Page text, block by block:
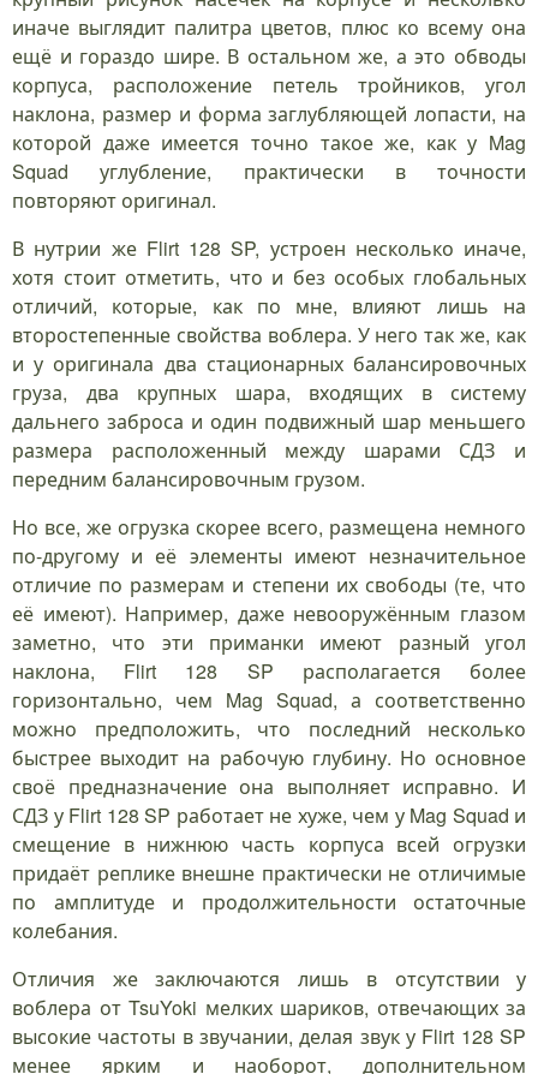
иначе выглядит палитра цветов, плюс ко всему она
ещё и гораздо шире. В остальном же, а это обводы
корпуса, расположение петель тройников, угол
наклона, размер и форма заглубляющей лопасти, на
которой даже имеется точно такое же, как у Mag
Squad углубление, практически в точности
повторяют оригинал.
В нутрии же Flirt 128 SP, устроен несколько иначе,
хотя стоит отметить, что и без особых глобальных
отличий, которые, как по мне, влияют лишь на
второстепенные свойства воблера. У него так же, как
и у оригинала два стационарных балансировочных
груза, два крупных шара, входящих в систему
дальнего заброса и один подвижный шар меньшего
размера расположенный между шарами СДЗ и
передним балансировочным грузом.
Но все, же огрузка скорее всего, размещена немного
по-другому и её элементы имеют незначительное
отличие по размерам и степени их свободы (те, что
её имеют). Например, даже невооружённым глазом
заметно, что эти приманки имеют разный угол
наклона, Flirt 128 SP располагается более
горизонтально, чем Mag Squad, а соответственно
можно предположить, что последний несколько
быстрее выходит на рабочую глубину. Но основное
своё предназначение она выполняет исправно. И
СДЗ у Flirt 128 SP работает не хуже, чем у Mag Squad и
смещение в нижнюю часть корпуса всей огрузки
придаёт реплике внешне практически не отличимые
по амплитуде и продолжительности остаточные
колебания.
Отличия же заключаются лишь в отсутствии у
воблера от TsuYoki мелких шариков, отвечающих за
высокие частоты в звучании, делая звук у Flirt 128 SP
менее ярким и наоборот, дополнительном